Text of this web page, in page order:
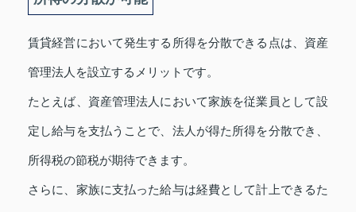
賃貸経営において発生する所得を分散できる点は、資産
管理法人を設立するメリットです。
たとえば、資産管理法人において家族を従業員として設
定し給与を支払うことで、法人が得た所得を分散でき、
所得税の節税が期待できます。
さらに、家族に支払った給与は経費として計上できるた